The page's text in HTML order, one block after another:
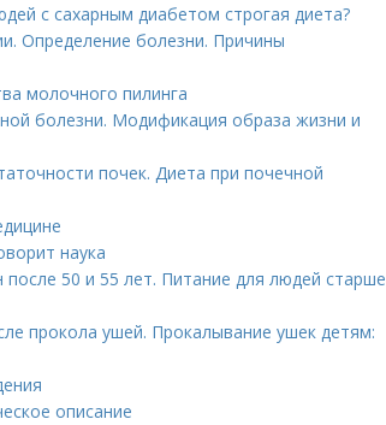
с сахарным диабетом строгая диета?
Определение болезни. Причины
молочного пилинга
болезни. Модификация образа жизни и
почек. Диета при почечной
наука
50 и 55 лет. Питание для людей старше
прокола ушей. Прокалывание ушек детям:
описание